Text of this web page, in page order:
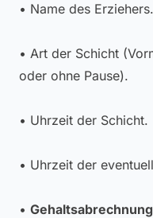
• Name des Erziehers.
• Art der Schicht
oder ohne Pause).
• Uhrzeit der Schicht.
• Uhrzeit der
•